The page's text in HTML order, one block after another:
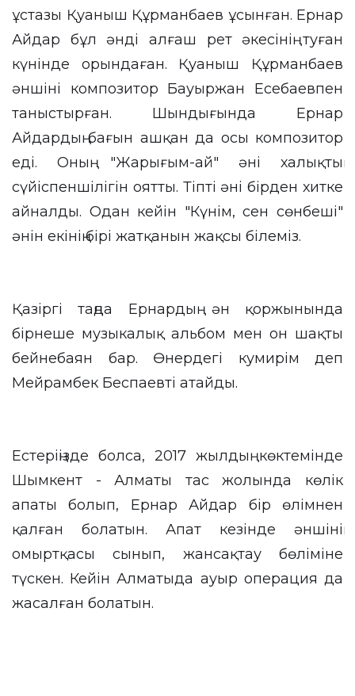
ұстазы Қуаныш Құрманбаев ұсынған. Ернар
Айдар бұл әнді алғаш рет әкесінің туған
күнінде орындаған. Қуаныш Құрманбаев
әншіні композитор Бауыржан Есебаевпен
таныстырған. Шындығында Ернар
Айдардың бағын ашқан да осы композитор
еді. Оның "Жарығым-ай" әні халықтың
сүйіспеншілігін оятты. Тіпті әні бірден хитке
айналды. Одан кейін "Күнім, сен сөнбеші"
әнін екінің бірі жатқанын жақсы білеміз.
Қазіргі таңда Ернардың ән қоржынында
бірнеше музыкалық альбом мен он шақты
бейнебаян бар. Өнердегі кумирім деп
Мейрамбек Беспаевті атайды.
Естеріңізде болса, 2017 жылдың көктемінде
Шымкент - Алматы тас жолында көлік
апаты болып, Ернар Айдар бір өлімнен
қалған болатын. Апат кезінде әншінің
омыртқасы сынып, жансақтау бөліміне
түскен. Кейін Алматыда ауыр операция да
жасалған болатын.